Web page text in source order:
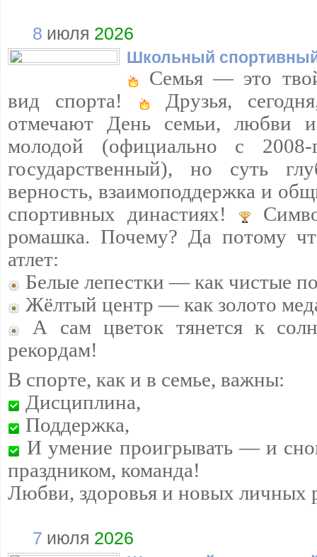
8 июля 2026
Школьный
Семья — это
вид спорта!
Друзья,
отмечают День семьи, любви
молодой (официально с
государственный), но суть
верность, взаимоподдержка и
спортивных династиях!
ромашка. Почему? Да потому
атлет:
Белые лепестки — как чистые
Жёлтый центр — как золото
А сам цветок тянется к
рекордам!
В спорте, как и в семье, важны:
Дисциплина,
Поддержка,
И умение проигрывать — и
праздником, команда!
Любви, здоровья и новых личных
7 июля 2026